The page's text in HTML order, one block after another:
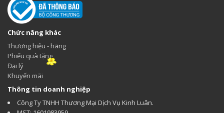
Chức năng khác
Thương hiệu - hãng
Phiếu quà tặng
Đại lý
Khuyến mãi
Thông tin doanh nghiệp
Công Ty TNHH Thương Mại Dịch Vụ Kinh Luân.